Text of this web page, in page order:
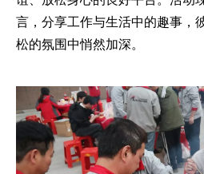
言，分享工作与生活中的趣事，
松的氛围中悄然加深。